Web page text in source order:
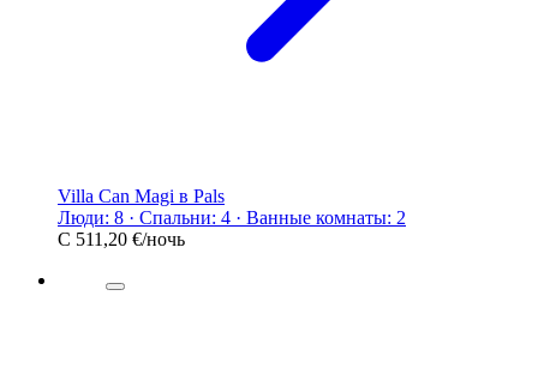
Villa Can Magi в Pals
Люди: 8 · Спальни: 4 · Ванные комнаты: 2
С 511,20 €/ночь